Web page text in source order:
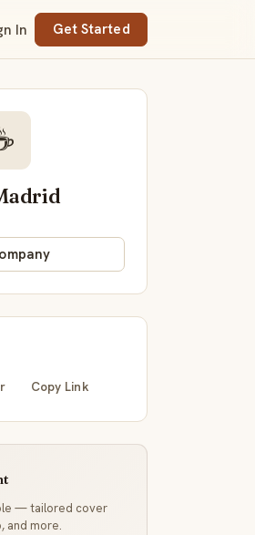
In Get Started
Copy Link
— tailored cover
and more.